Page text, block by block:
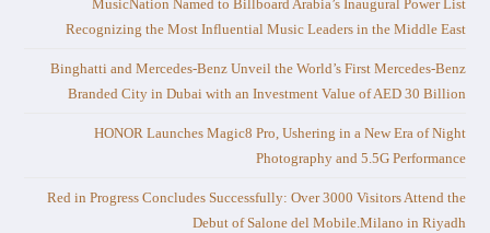
MusicNation Named to Billboard Arabia’s Inaugural Power List
Recognizing the Most Influential Music Leaders in the Middle East
Binghatti and Mercedes-Benz Unveil the World’s First Mercedes-Benz
Branded City in Dubai with an Investment Value of AED 30 Billion
HONOR Launches Magic8 Pro, Ushering in a New Era of Night
Photography and 5.5G Performance
Red in Progress Concludes Successfully: Over 3000 Visitors Attend the
Debut of Salone del Mobile.Milano in Riyadh